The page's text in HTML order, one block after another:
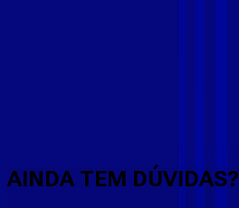
AINDA TEM DÚVIDAS?